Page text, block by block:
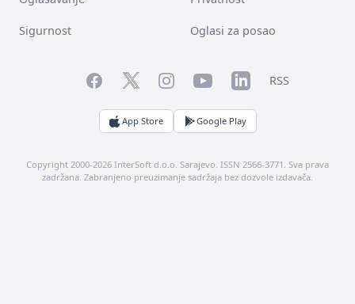
Sigurnost Oglasi za posao
FacebookTwitterInstagramYouTubeLinkedInRSS
App Store Google Play
Copyright 2000-2026 InterSoft d.o.o. Sarajevo. ISSN 2566-3771. Sva prava
zadržana. Zabranjeno preuzimanje sadržaja bez dozvole izdavača.